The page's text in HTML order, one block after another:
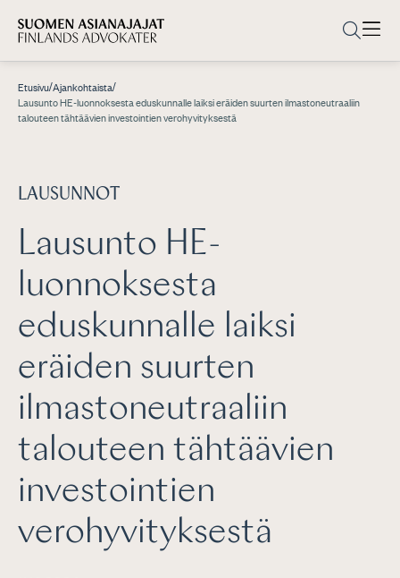
Etusivu/Ajankohtaista/
Lausunto HE-luonnoksesta eduskunnalle laiksi eräiden suurten ilmastoneutraaliin
talouteen tähtäävien investointien verohyvityksestä
LAUSUNNOT
Lausunto HE-
luonnoksesta
eduskunnalle laiksi
eräiden suurten
ilmastoneutraaliin
talouteen tähtäävien
investointien
verohyvityksestä